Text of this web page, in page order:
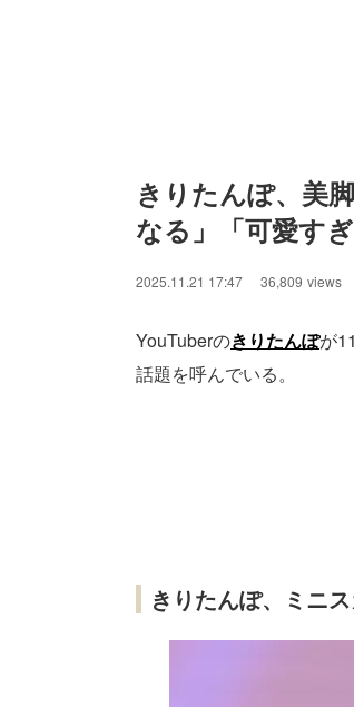
きりたんぽ、美
なる」「可愛す
2025.11.21 17:47 36,809 views
YouTuberのきりたんぽが
話題を呼んでいる。
きりたんぽ、ミニ